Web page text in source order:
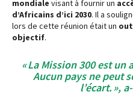
mondiale visant à fournir un
d’Africains d’ici 2030. Il a
lors de cette réunion était un
objectif.
« La Mission 300 est
Aucun pays ne peut
l’écart. »,